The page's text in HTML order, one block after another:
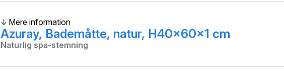
Naturlig spa-stemning
Azuray, Bademåtte, natur, H40x60x1 cm
Mere information